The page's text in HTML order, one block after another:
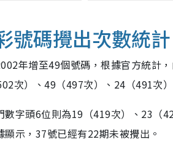
號碼攪出次數統計
年增至49個號碼，根據官方統計
次）、49（497次）、24（491次
數字頭6位則為19（419次）、23（
顯示，37號已經有22期未被攪出。